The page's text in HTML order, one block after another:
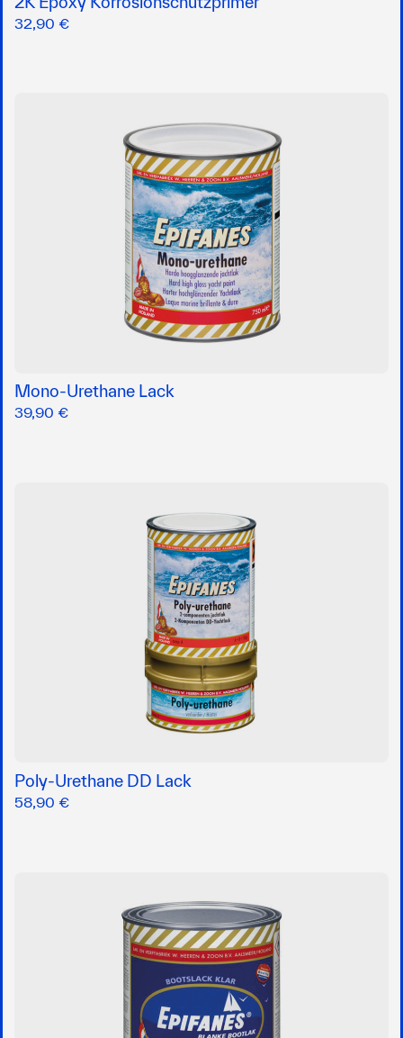
32,90 €
Mono-Urethane Lack
39,90 €
Poly-Urethane DD Lack
58,90 €